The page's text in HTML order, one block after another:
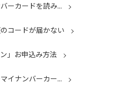
ーカードを読み...
コードが届かない
」お申込み方法
イナンバーカー...